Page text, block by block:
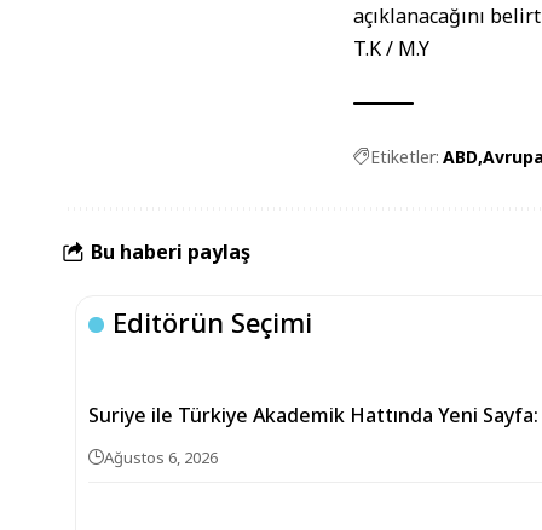
açıklanacağını
T.K / M.Y
Etiketler: ABD
Bu haberi paylaş
Editörün Seçimi
Suriye ile Türkiye Akademik Hattında Yeni
Ağustos 6, 2026